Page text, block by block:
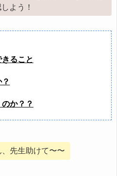
よう！
ること
か？？
先生助けて〜〜